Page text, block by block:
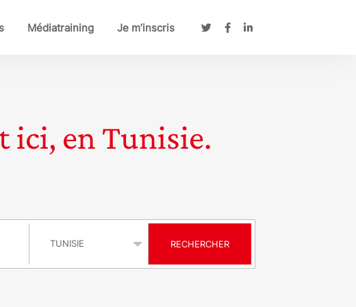
Médiatraining Je m’inscris
ici, en Tunisie.
RECHERCHER